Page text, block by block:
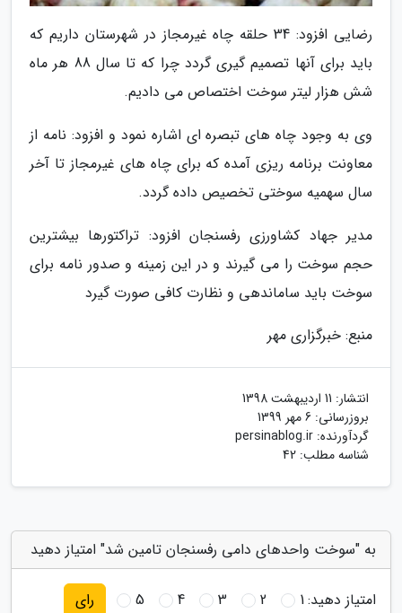
رضایی افزود: 34 حلقه چاه غیرمجاز در شهرستان داریم که
باید برای آنها تصمیم گیری گردد چرا که تا سال 88 هر ماه
شش هزار لیتر سوخت اختصاص می دادیم.
وی به وجود چاه های تبصره ای اشاره نمود و افزود: نامه از
معاونت برنامه ریزی آمده که برای چاه های غیرمجاز تا آخر
سال سهمیه سوختی تخصیص داده گردد.
مدیر جهاد کشاورزی رفسنجان افزود: تراکتورها بیشترین
حجم سوخت را می گیرند و در این زمینه و صدور نامه برای
سوخت باید ساماندهی و نظارت کافی صورت گیرد
منبع: خبرگزاری مهر
انتشار: 11 اردیبهشت 1398
بروزرسانی: 6 مهر 1399
گردآورنده: persinablog.ir
شناسه مطلب: 42
به "سوخت واحدهای دامی رفسنجان تامین شد" امتیاز دهید
امتیاز دهید:1
2
3
4
5 رای